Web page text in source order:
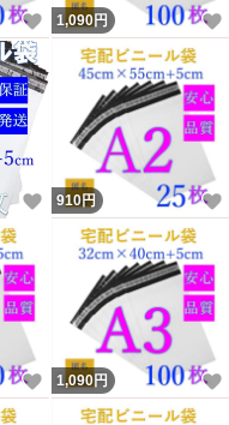
いいね！
1,090円
いいね！
910円
いいね！
1,090円